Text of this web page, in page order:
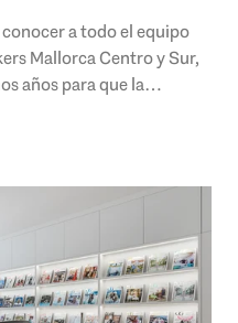
a todo el equipo
Mallorca Centro y Sur,
años para que la